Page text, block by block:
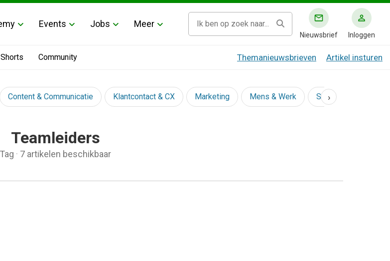
Events Jobs Meer
Nieuwsbrief Inloggen
Shorts Community Themanieuwsbrieven Artikel insturen
Content & Communicatie Klantcontact & CX Marketing Mens & Werk Social
›
Teamleiders
Tag · 7 artikelen beschikbaar